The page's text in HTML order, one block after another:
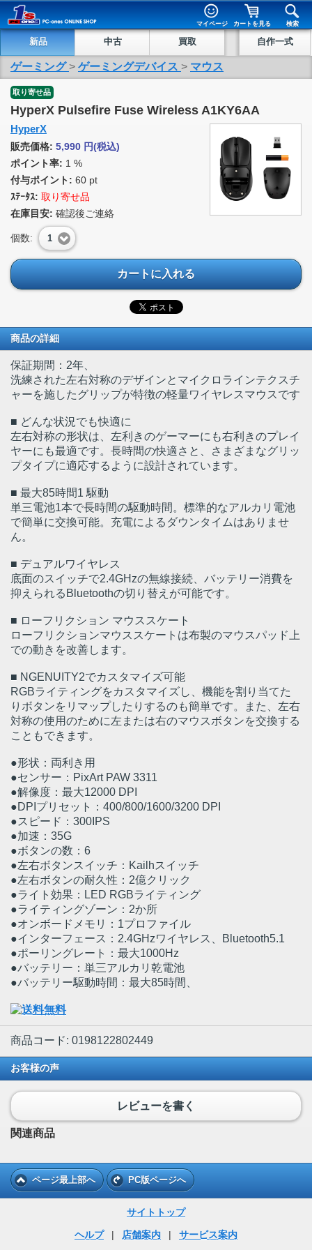
マイページ カートを見る 検索
新品 中古 買取 自作一式
ゲーミング > ゲーミングデバイス > マウス
取り寄せ品
HyperX Pulsefire Fuse Wireless A1KY6AA
HyperX
販売価格: 5,990 円(税込)
ポイント率: 1 %
付与ポイント: 60 pt
ｽﾃｰﾀｽ: 取り寄せ品
在庫目安: 確認後ご連絡
個数: 1
カートに入れる
商品の詳細
保証期間：2年、
洗練された左右対称のデザインとマイクロラインテクスチ
ャーを施したグリップが特徴の軽量ワイヤレスマウスです
■ どんな状況でも快適に
左右対称の形状は、左利きのゲーマーにも右利きのプレイ
ヤーにも最適です。長時間の快適さと、さまざまなグリッ
プタイプに適応するように設計されています。
■ 最大85時間1 駆動
単三電池1本で長時間の駆動時間。標準的なアルカリ電池
で簡単に交換可能。充電によるダウンタイムはありませ
ん。
■ デュアルワイヤレス
底面のスイッチで2.4GHzの無線接続、バッテリー消費を
抑えられるBluetoothの切り替えが可能です。
■ ローフリクション マウススケート
ローフリクションマウススケートは布製のマウスパッド上
での動きを改善します。
■ NGENUITY2でカスタマイズ可能
RGBライティングをカスタマイズし、機能を割り当てた
りボタンをリマップしたりするのも簡単です。また、左右
対称の使用のために左または右のマウスボタンを交換する
こともできます。
●形状：両利き用
●センサー：PixArt PAW 3311
●解像度：最大12000 DPI
●DPIプリセット：400/800/1600/3200 DPI
●スピード：300IPS
●加速：35G
●ボタンの数：6
●左右ボタンスイッチ：Kailhスイッチ
●左右ボタンの耐久性：2億クリック
●ライト効果：LED RGBライティング
●ライティングゾーン：2か所
●オンボードメモリ：1プロファイル
●インターフェース：2.4GHzワイヤレス、Bluetooth5.1
●ポーリングレート：最大1000Hz
●バッテリー：単三アルカリ乾電池
●バッテリー駆動時間：最大85時間、
商品コード: 0198122802449
お客様の声
レビューを書く
関連商品
ページ最上部へ PC版ページへ
サイトトップ
ヘルプ
| 店舗案内 | サービス案内